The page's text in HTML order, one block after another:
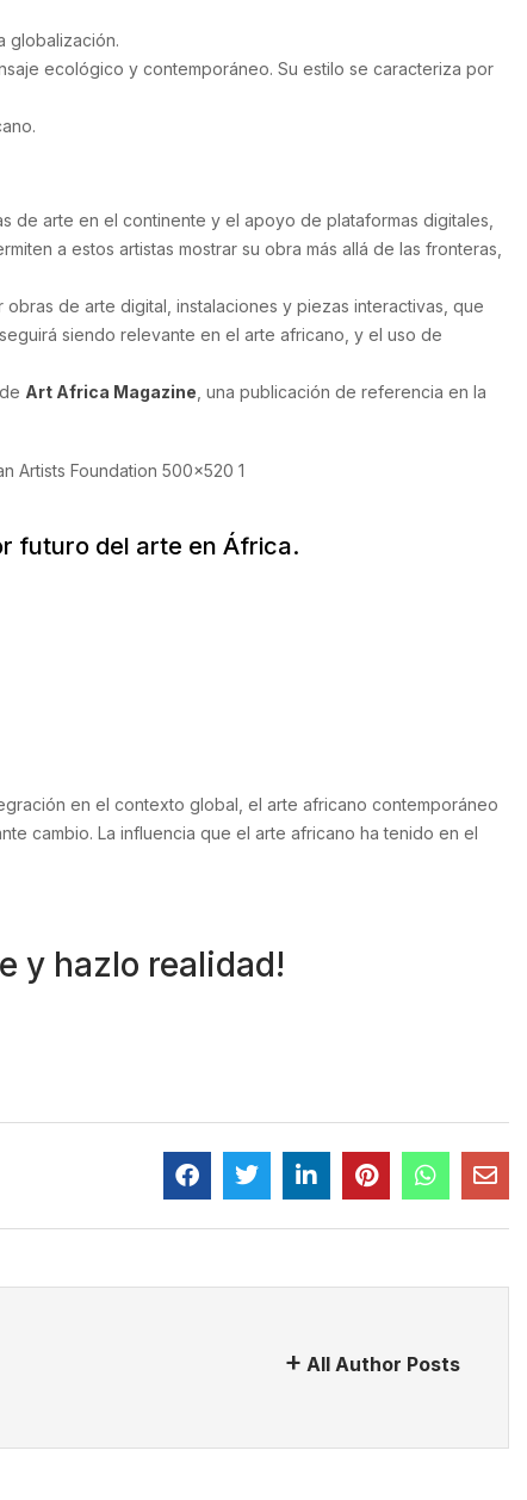
globalización.
ecológico y contemporáneo. Su estilo se caracteriza por
arte en el continente y el apoyo de plataformas digitales,
a estos artistas mostrar su obra más allá de las fronteras,
de arte digital, instalaciones y piezas interactivas, que
siendo relevante en el arte africano, y el uso de
Art Africa Magazine , una publicación de referencia en la
futuro del arte en África.
en el contexto global, el arte africano contemporáneo
cambio. La influencia que el arte africano ha tenido en el
y hazlo realidad!
All Author Posts